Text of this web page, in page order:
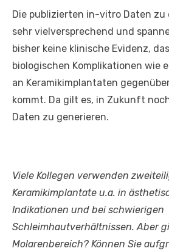
Die publizierten in-vitro Daten zu
sehr vielversprechend und
bisher keine klinische Evidenz,
biologischen Komplikationen wie
an Keramikimplantaten
kommt. Da gilt es, in Zukunft
Daten zu generieren.
Viele Kollegen verwenden
Keramikimplantate u.a. in
Indikationen und bei schwierigen
Schleimhautverhältnissen. Aber
Molarenbereich? Können Sie